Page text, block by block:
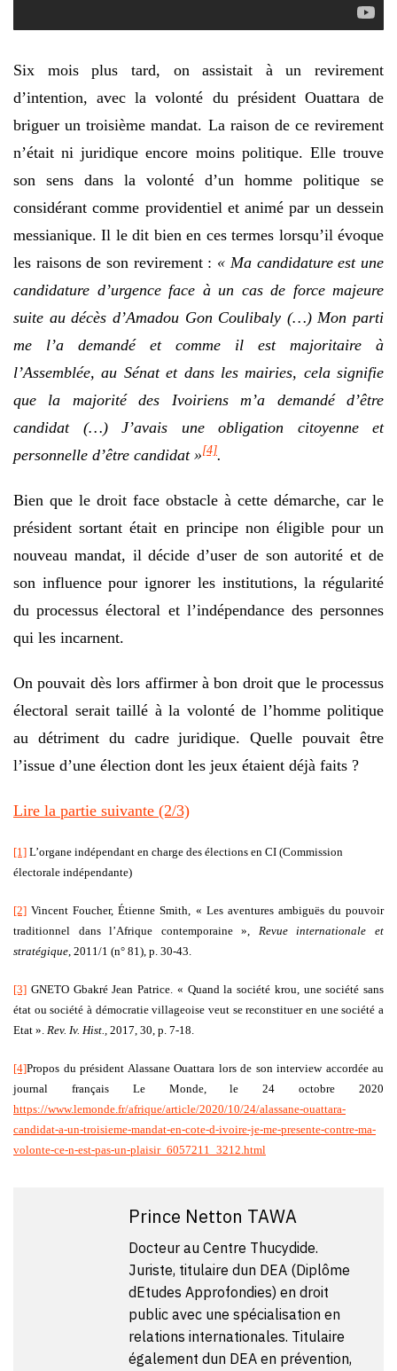
Six mois plus tard, on assistait à un revirement
d’intention, avec la volonté du président Ouattara de
briguer un troisième mandat. La raison de ce revirement
n’était ni juridique encore moins politique. Elle trouve
son sens dans la volonté d’un homme politique se
considérant comme providentiel et animé par un dessein
messianique. Il le dit bien en ces termes lorsqu’il évoque
les raisons de son revirement : « Ma candidature est une
candidature d’urgence face à un cas de force majeure
suite au décès d’Amadou Gon Coulibaly (…) Mon parti
me l’a demandé et comme il est majoritaire à
l’Assemblée, au Sénat et dans les mairies, cela signifie
que la majorité des Ivoiriens m’a demandé d’être
candidat (…) J’avais une obligation citoyenne et
personnelle d’être candidat »[4].
Bien que le droit face obstacle à cette démarche, car le
président sortant était en principe non éligible pour un
nouveau mandat, il décide d’user de son autorité et de
son influence pour ignorer les institutions, la régularité
du processus électoral et l’indépendance des personnes
qui les incarnent.
On pouvait dès lors affirmer à bon droit que le processus
électoral serait taillé à la volonté de l’homme politique
au détriment du cadre juridique. Quelle pouvait être
l’issue d’une élection dont les jeux étaient déjà faits ?
Lire la partie suivante (2/3)
[1] L’organe indépendant en charge des élections en CI (Commission
électorale indépendante)
[2] Vincent Foucher, Étienne Smith, « Les aventures ambiguës du pouvoir
traditionnel dans l’Afrique contemporaine », Revue internationale et
stratégique, 2011/1 (n° 81), p. 30-43.
[3] GNETO Gbakré Jean Patrice. « Quand la société krou, une société sans
état ou société à démocratie villageoise veut se reconstituer en une société a
Etat ». Rev. Iv. Hist., 2017, 30, p. 7-18.
[4]Propos du président Alassane Ouattara lors de son interview accordée au
journal français Le Monde, le 24 octobre 2020
https://www.lemonde.fr/afrique/article/2020/10/24/alassane-ouattara-
candidat-a-un-troisieme-mandat-en-cote-d-ivoire-je-me-presente-contre-ma-
volonte-ce-n-est-pas-un-plaisir_6057211_3212.html
Prince Netton TAWA
Docteur au Centre Thucydide.
Juriste, titulaire dun DEA (Diplôme
dEtudes Approfondies) en droit
public avec une spécialisation en
relations internationales. Titulaire
également dun DEA en prévention,